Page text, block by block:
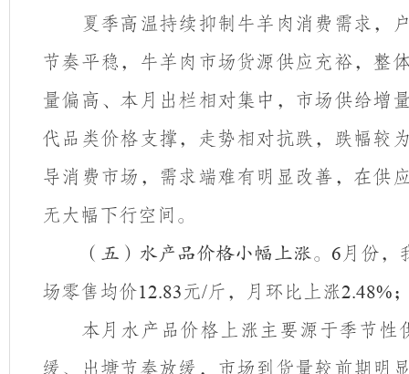
夏季高温持续抑制牛羊肉消费需求，
节奏平稳，牛羊肉市场货源供应充裕，整
量偏高、本月出栏相对集中，市场供给增
代品类价格支撑，走势相对抗跌，跌幅较
导消费市场，需求端难有明显改善，在供
无大幅下行空间。
（五）水产品价格小幅上涨。 6 月份，
场零售均价12.83元/斤，月环比上涨2.48%
本月水产品价格上涨主要源于季节
缓、出塘节奏放缓，市场到货量较前期明